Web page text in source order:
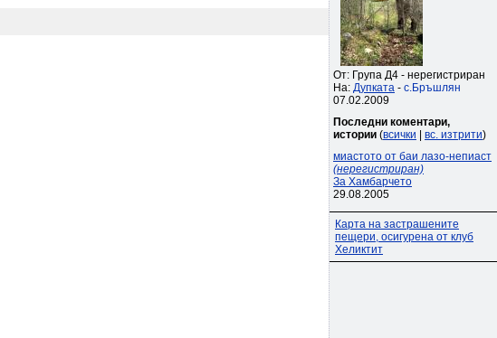
От: Група Д4 - нерегистриран
На: Дупката - с.Бръшлян
07.02.2009
Последни коментари,
истории (всички вс. изтрити)
миастото от баи лазо-непиаст
(нерегистриран)
За Хамбарчето
29.08.2005
Карта на застрашените
пещери, осигурена от клуб
Хеликтит